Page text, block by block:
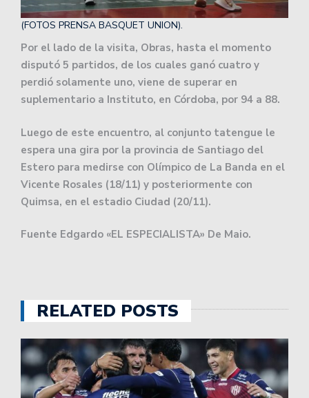
(FOTOS PRENSA BASQUET UNION).
Por el lado de la visita, Obras, hasta el momento
disputó 5 partidos, de los cuales ganó cuatro y
perdió solamente uno, viene de superar en
suplementario a Instituto, en Córdoba, por 94 a 88.
Luego de este encuentro, al conjunto tatengue le
espera una gira por la provincia de Santiago del
Estero para medirse con Olímpico de La Banda en el
Vicente Rosales (18/11) y posteriormente con
Quimsa, en el estadio Ciudad (20/11).
Fuente Edgardo «EL ESPECIALISTA» De Maio.
RELATED POSTS